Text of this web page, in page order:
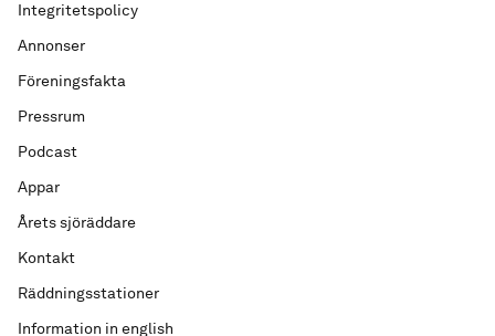
Integritetspolicy
Annonser
Föreningsfakta
Pressrum
Podcast
Appar
Årets sjöräddare
Kontakt
Räddningsstationer
Information in english